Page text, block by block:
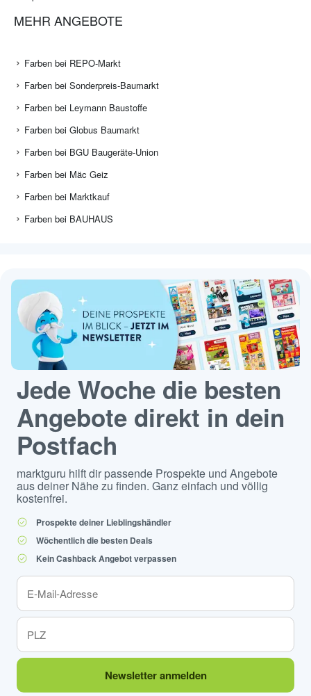
MEHR ANGEBOTE
Farben bei REPO-Markt
Farben bei Sonderpreis-Baumarkt
Farben bei Leymann Baustoffe
Farben bei Globus Baumarkt
Farben bei BGU Baugeräte-Union
Farben bei Mäc Geiz
Farben bei Marktkauf
Farben bei BAUHAUS
Jede Woche die besten
Angebote direkt in dein
Postfach
marktguru hilft dir passende Prospekte und Angebote
aus deiner Nähe zu finden. Ganz einfach und völlig
kostenfrei.
Prospekte deiner Lieblingshändler
Wöchentlich die besten Deals
Kein Cashback Angebot verpassen
Newsletter anmelden